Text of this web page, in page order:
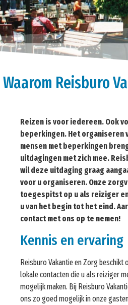
Waarom Reisburo
Reizen is voor iedereen. Ook
beperkingen. Het organiseren
mensen met beperkingen
uitdagingen met zich mee.
wil deze uitdaging graag
voor u organiseren. Onze
toegespitst op u als reiziger
u van het begin tot het eind.
contact met ons op te nemen!
Kennis en ervaring
Reisburo Vakantie en Zorg beschikt
lokale contacten die u als reiziger
mogelijk maken. Bij Reisburo
ons zo goed mogelijk in onze